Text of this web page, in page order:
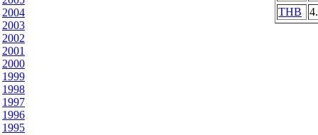
2004
2003
2002
2001
2000
1999
1998
1997
1996
1995
THB